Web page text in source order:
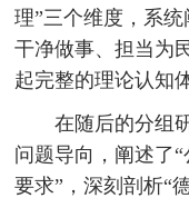
理”三个维度，系统
干净做事、担当为
起完整的理论认知
在随后的分组
问题导向，阐述了
要求”，深刻剖析“